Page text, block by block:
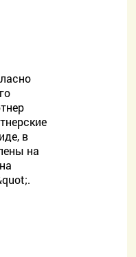
в
на